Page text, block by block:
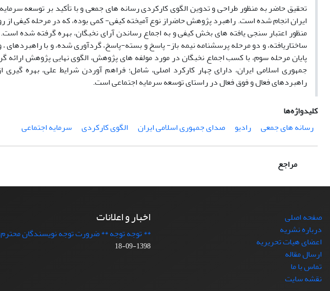
تحقیق حاضر به منظور طراحی و تدوین الگوی کارکردی رسانه های جمعی و با تأکید بر توسعه
ایران انجام شده است. راهبرد پژوهش حاضراز نوع آمیخته کیفی- کمی بوده، که در مرحله کیفی از
منظور اعتبار سنجی یافته های بخش کیفی و به اجماع رساندن آرای نخبگان، بهره گرفته شده
ساختاریافته، و دو مرحله پرسشنامه نیمه باز- پاسخ و بسته-پاسخ،‌ گردآوری شده، و با راهبردهای
پایان مرحله سوم، با کسب اجماع نخبگان در مورد مولفه های پژوهش، الگوی نهایی پژوهش
جمهوری اسلامی ایران، دارای چهار کارکرد اصلی، شامل؛ فراهم آوردن شرایط علی، بهره گیری
راهبردهای فعال و فوق فعال در راستای توسعه سرمایه اجتماعی است.
کلیدواژه‌ها
رسانه های جمعی
رادیو صدای جمهوری اسلامی ایران الگوی کارکردی سرمایه اجتماعی
مراجع
صفحه اصلی
درباره نشریه
اعضای هیات تحریریه
ارسال مقاله
تماس با ما
نقشه سایت
اخبار و اعلانات
** توجه توجه ** ضرورت توجه نویسندگان
1398-09-18